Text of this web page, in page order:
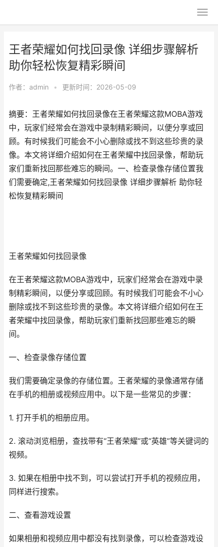
王者荣耀如何找回录像 详细步骤解析
助你轻松恢复精彩瞬间
作者： admin • 更新时间：2026-05-09
摘要：王者荣耀如何找回录像在王者荣耀这款MOBA游戏
中，玩家们经常会在游戏中录制精彩瞬间，以便分享或回
顾。有时候我们可能会不小心删除或找不到这些珍贵的录
像。本文将详细介绍如何在王者荣耀中找回录像，帮助玩
家们重新找回那些难忘的瞬间。一、检查录像存储位置我
们需要确定,王者荣耀如何找回录像 详细步骤解析 助你轻
松恢复精彩瞬间
王者荣耀如何找回录像
在王者荣耀这款MOBA游戏中，玩家们经常会在游戏中录
制精彩瞬间，以便分享或回顾。有时候我们可能会不小心
删除或找不到这些珍贵的录像。本文将详细介绍如何在王
者荣耀中找回录像，帮助玩家们重新找回那些难忘的瞬
间。
一、检查录像存储位置
我们需要确定录像的存储位置。王者荣耀的录像通常存储
在手机的相册或视频应用中。以下是一些常见的步骤：
1. 打开手机的相册应用。
2. 滚动浏览相册，查找带有“王者荣耀”或“英雄”等关键词的
视频。
3. 如果在相册中找不到，可以尝试打开手机的视频应用，
同样进行搜索。
二、查看游戏设置
如果相册和视频应用中都没有找到录像，可以检查游戏设